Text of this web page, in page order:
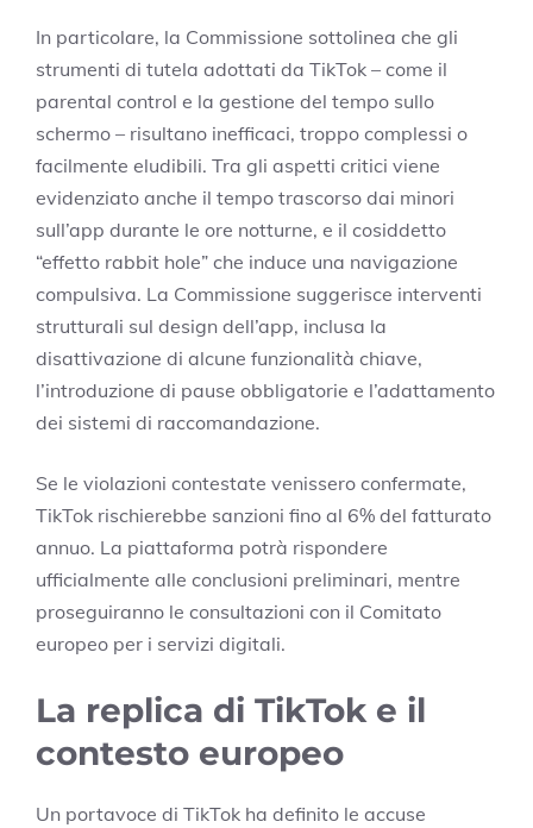
In particolare, la Commissione sottolinea che gli
strumenti di tutela adottati da TikTok – come il
parental control e la gestione del tempo sullo
schermo – risultano inefficaci, troppo complessi o
facilmente eludibili. Tra gli aspetti critici viene
evidenziato anche il tempo trascorso dai minori
sull’app durante le ore notturne, e il cosiddetto
“effetto rabbit hole” che induce una navigazione
compulsiva. La Commissione suggerisce interventi
strutturali sul design dell’app, inclusa la
disattivazione di alcune funzionalità chiave,
l’introduzione di pause obbligatorie e l’adattamento
dei sistemi di raccomandazione.
Se le violazioni contestate venissero confermate,
TikTok rischierebbe sanzioni fino al 6% del fatturato
annuo. La piattaforma potrà rispondere
ufficialmente alle conclusioni preliminari, mentre
proseguiranno le consultazioni con il Comitato
europeo per i servizi digitali.
La replica di TikTok e il
contesto europeo
Un portavoce di TikTok ha definito le accuse